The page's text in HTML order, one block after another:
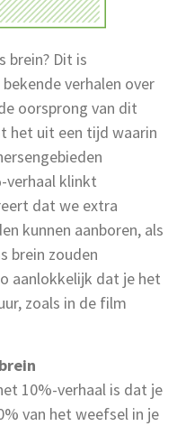
brein? Dit is
verhalen over
oorsprong van dit
het uit een tijd waarin
verhaal klinkt
dat we extra
kunnen aanboren, als
brein zouden
aanlokkelijk dat je het
zoals in de film
10%-verhaal is dat je
van het weefsel in je